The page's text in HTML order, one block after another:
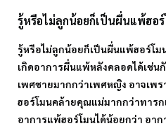
รู้หรือไม่ลูกน้อยก็เป็นผื่นแพ้ฮอ
รู้หรือไม่ลูกน้อยก็เป็นผื่นแพ้ฮอร์โม
เกิดอาการผื่นแพ้หลังคลอดได้เช่น
เพศชายมากกว่าเพศหญิง อาจเพ
ฮอร์โมนคล้ายคุณแม่มากกว่าทาร
อาการแพ้ฮอร์โมนได้น้อยกว่า อา